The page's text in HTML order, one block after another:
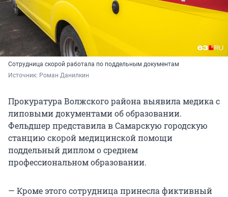
Сотрудница скорой работала по поддельным документам
Источник: Роман Данилкин
Прокуратура Волжского района выявила медика с
липовыми документами об образовании.
Фельдшер представила в Самарскую городскую
станцию скорой медицинской помощи
поддельный диплом о среднем
профессиональном образовании.
— Кроме этого сотрудница принесла фиктивный